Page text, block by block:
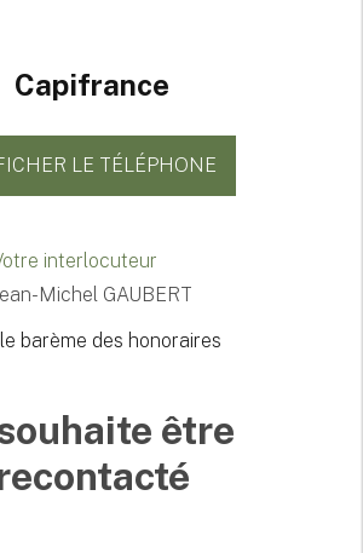
Capifrance
LE TÉLÉPHONE
interlocuteur
Michel GAUBERT
barème des honoraires
être